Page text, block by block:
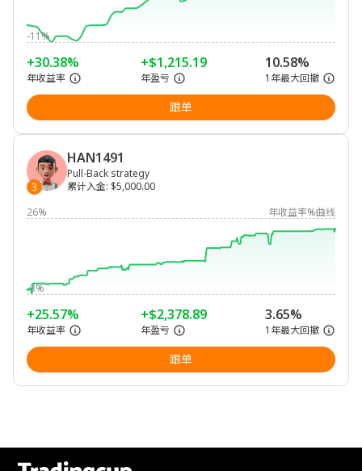
-11%
+30.38%
年收益率
+$1,215.19
年盈亏
10.58%
1年最大回撤
跟单
3
HAN1491
Pull-Back strategy
累计入金: $5,000.00
26%
年收益率%曲线
-3%
+25.57%
年收益率
+$2,378.89
年盈亏
3.65%
1年最大回撤
跟单